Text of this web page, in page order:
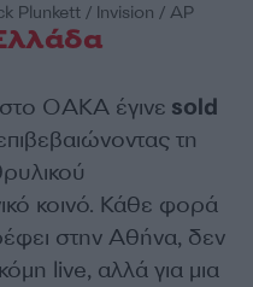
Plunkett / Invision / AP
ΟΑΚΑ έγινε sold
τη
κοινό. Κάθε φορά
στην Αθήνα, δεν
live, αλλά για μια